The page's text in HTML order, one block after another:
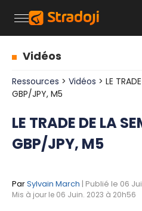
Vidéos
Ressources > Vidéos > LE
GBP/JPY, M5
LE TRADE DE LA
GBP/JPY, M5
ParSylvain March | Publié le 06
Mis à jour le 06 Juin. 2023 à 20h56